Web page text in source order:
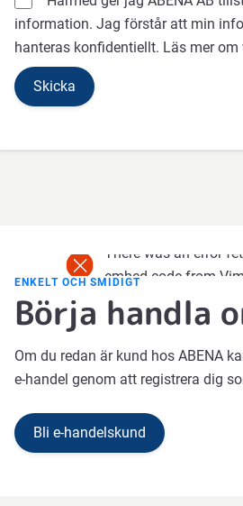
information. Jag förstår att min
hanteras konfidentiellt. Läs mer om
There was an error
embed code from
ENKELT OCH SMIDIGT
Börja handla
Om du redan är kund hos ABENA
e-handel genom att registrera dig
Bli e-handelskund